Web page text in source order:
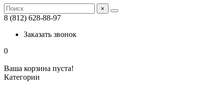
×
8 (812) 628-88-97
Заказать звонок
0
Ваша корзина пуста!
Категории